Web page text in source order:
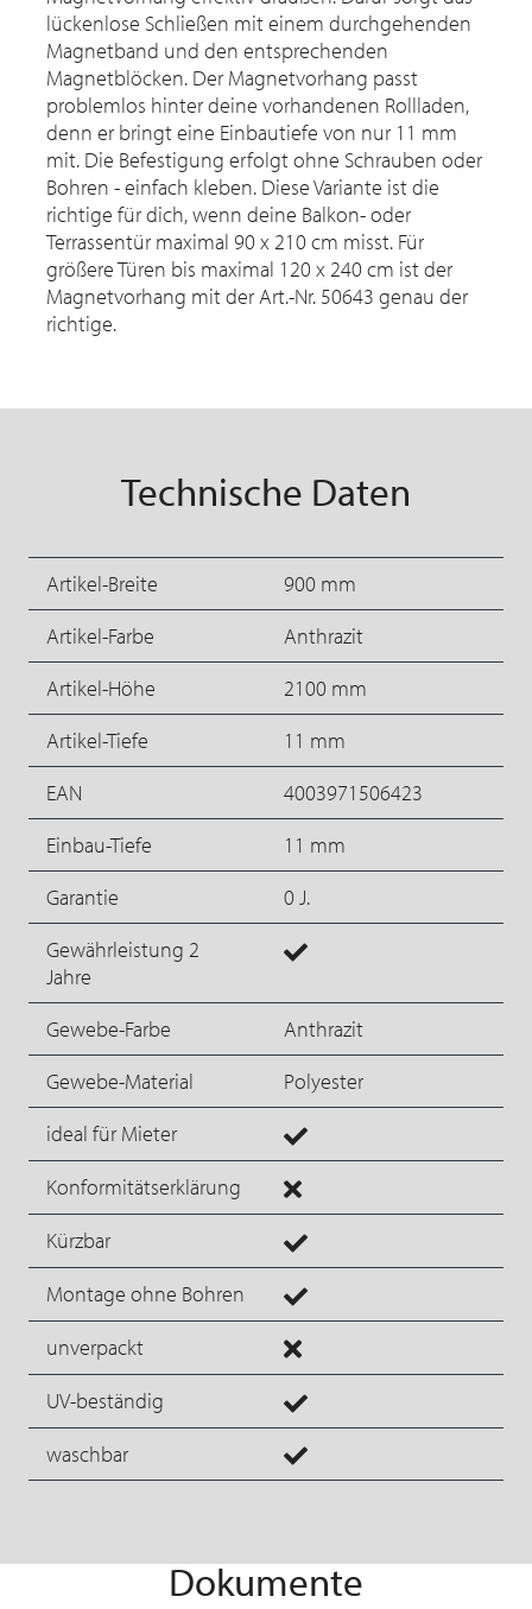
lückenlose Schließen mit einem durchgehenden
Magnetband und den entsprechenden
Magnetblöcken. Der Magnetvorhang passt
problemlos hinter deine vorhandenen Rollladen,
denn er bringt eine Einbautiefe von nur 11 mm
mit. Die Befestigung erfolgt ohne Schrauben oder
Bohren - einfach kleben. Diese Variante ist die
richtige für dich, wenn deine Balkon- oder
Terrassentür maximal 90 x 210 cm misst. Für
größere Türen bis maximal 120 x 240 cm ist der
Magnetvorhang mit der Art.-Nr. 50643 genau der
richtige.
Technische Daten
Artikel-Breite
900 mm
Artikel-Farbe
Anthrazit
Artikel-Höhe
2100 mm
Artikel-Tiefe
11 mm
EAN
4003971506423
Einbau-Tiefe
11 mm
Garantie
0 J.
Gewährleistung 2
Jahre
Gewebe-Farbe
Anthrazit
Gewebe-Material
Polyester
ideal für Mieter
Konformitätserklärung
Kürzbar
Montage ohne Bohren
unverpackt
UV-beständig
waschbar
Dokumente